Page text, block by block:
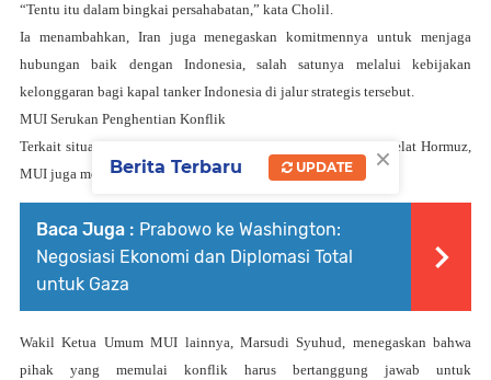
“Tentu itu dalam bingkai persahabatan,” kata Cholil.
Ia menambahkan, Iran juga menegaskan komitmennya untuk menjaga
hubungan baik dengan Indonesia, salah satunya melalui kebijakan
kelonggaran bagi kapal tanker Indonesia di jalur strategis tersebut.
MUI Serukan Penghentian Konflik
Terkait situasi konflik yang melatarbelakangi pembatasan di Selat Hormuz,
MUI juga menyampaikan sikap tegas.
Baca Juga : Prabowo ke Washington:
Negosiasi Ekonomi dan Diplomasi Total
untuk Gaza
Wakil Ketua Umum MUI lainnya, Marsudi Syuhud, menegaskan bahwa
pihak yang memulai konflik harus bertanggung jawab untuk
×
Berita Terbaru UPDATE